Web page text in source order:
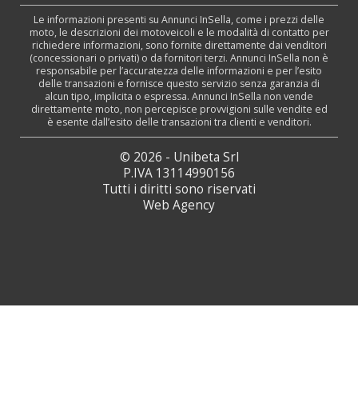
Le informazioni presenti su Annunci InSella, come i prezzi delle
moto, le descrizioni dei motoveicoli e le modalità di contatto per
richiedere informazioni, sono fornite direttamente dai venditori
(concessionari o privati) o da fornitori terzi. Annunci InSella non è
responsabile per l’accuratezza delle informazioni e per l’esito
delle transazioni e fornisce questo servizio senza garanzia di
alcun tipo, implicita o espressa. Annunci InSella non vende
direttamente moto, non percepisce provvigioni sulle vendite ed
è esente dall’esito delle transazioni tra clienti e venditori.
© 2026 - Unibeta Srl
P.IVA 13114990156
Tutti i diritti sono riservati
Web Agency